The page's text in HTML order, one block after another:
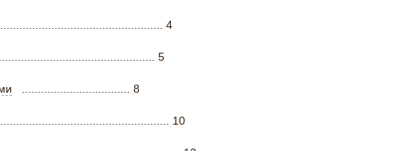
4
5
.................................. 8
10